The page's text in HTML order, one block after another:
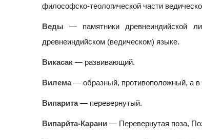
философско-теологической части
Веды — памятники древнеиндийской
древнеиндийском (ведическом) языке.
Викасак — развивающий.
Вилема— образный, противоположный, а
Випарита— перевернутый.
Випарйта-Карани — Перевернутая поза,